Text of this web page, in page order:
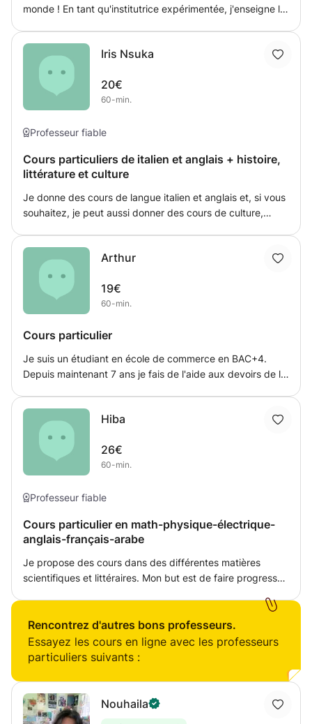
monde ! En tant qu'institutrice expérimentée, j'enseigne le
des besoins professionnels. N'hésitez pas à me contacter
! Şafak
Iris Nsuka
20€
60-min.
Professeur fiable
Cours particuliers de italien et anglais + histoire,
littérature et culture
Je donne des cours de langue italien et anglais et, si vous
souhaitez, je peut aussi donner des cours de culture,
environnement détendu et amusant. Je donne des devoirs
après chaque leçon et fournis périodiquement des
rapports d'avancement.
Arthur
19€
60-min.
Cours particulier
Je suis un étudiant en école de commerce en BAC+4.
Depuis maintenant 7 ans je fais de l'aide aux devoirs de la
Je suis quelqu'un de très pédagogue. Mes élèves
progressent toujours.
Hiba
26€
60-min.
Professeur fiable
Cours particulier en math-physique-électrique-
anglais-français-arabe
Je propose des cours dans des différentes matières
scientifiques et littéraires. Mon but est de faire progresser
apporter une aide méthodologique appropriée dont les
objectifs principaux seront de combler les lacunes
identifiées de l'élève, de renforcer ses acquis et de
préparer à ses examens
Rencontrez d'autres bons professeurs.
Essayez les cours en ligne avec les professeurs
particuliers suivants :
Nouhaila